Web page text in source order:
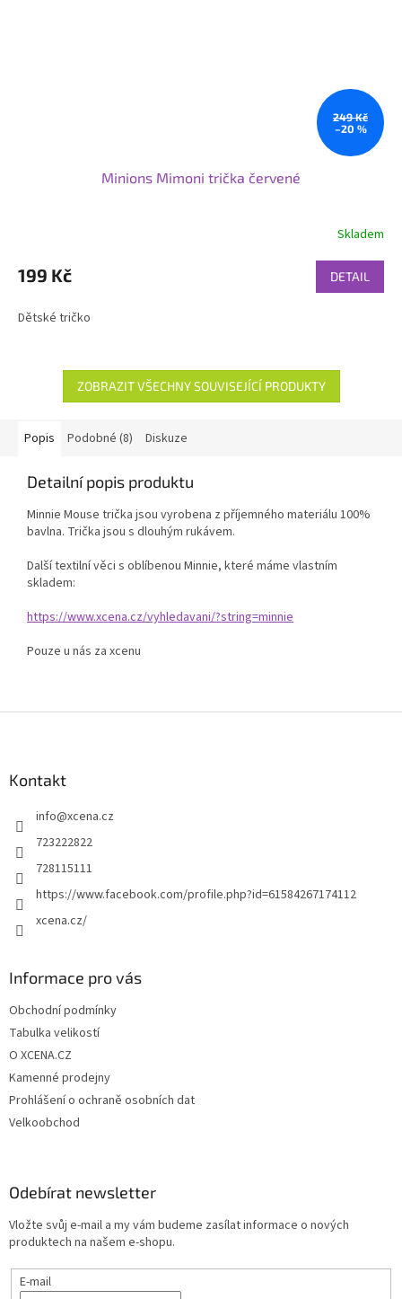
249 Kč
–20 %
Minions Mimoni trička červené
Skladem
199 Kč DETAIL
Dětské tričko
ZOBRAZIT VŠECHNY SOUVISEJÍCÍ PRODUKTY
Popis Podobné (8) Diskuze
Detailní popis produktu
Minnie Mouse trička jsou vyrobena z příjemného materiálu 100%
bavlna. Trička jsou s dlouhým rukávem.
Další textilní věci s oblíbenou Minnie, které máme vlastním
skladem:
https://www.xcena.cz/vyhledavani/?string=minnie
Pouze u nás za xcenu
Kontakt
info@xcena.cz
723222822
728115111
https://www.facebook.com/profile.php?id=61584267174112
xcena.cz/
Informace pro vás
Obchodní podmínky
Tabulka velikostí
O XCENA.CZ
Kamenné prodejny
Prohlášení o ochraně osobních dat
Velkoobchod
Odebírat newsletter
Vložte svůj e-mail a my vám budeme zasílat informace o nových
produktech na našem e-shopu.
E-mail